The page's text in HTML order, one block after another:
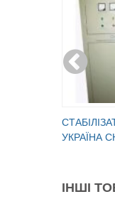
УКРАЇНА
ІНШІ